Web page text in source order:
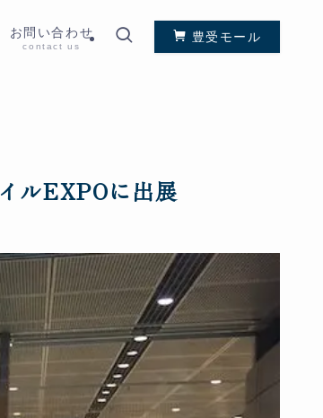
お問い合わせ
contact us
豊受モール
ルEXPOに出展